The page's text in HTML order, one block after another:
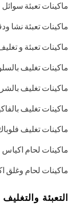
ماكينات تعبئة
ماكينات تعبئة نشا
ماكينات تعبئة و
ماكينات تغليف
ماكينات تغليف
ماكينات تغليف
ماكينات تغليف
ماكينات لحام اكياس
ماكينات لحام وغلق
التعبئة والتغليف